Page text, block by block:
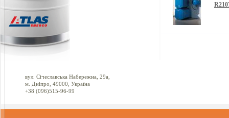
вул. Січеславська Набережна, 29а,
м. Дніпро, 49000, Україна
+38 (096)515-96-99